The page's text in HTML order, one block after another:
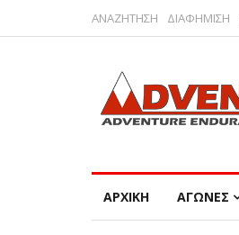
ΑΝΑΖΗΤΗΣΗ ΔΙΑΦΗΜΙΣΗ
ΑΡΧΙΚΗ ΑΓΩΝΕΣ